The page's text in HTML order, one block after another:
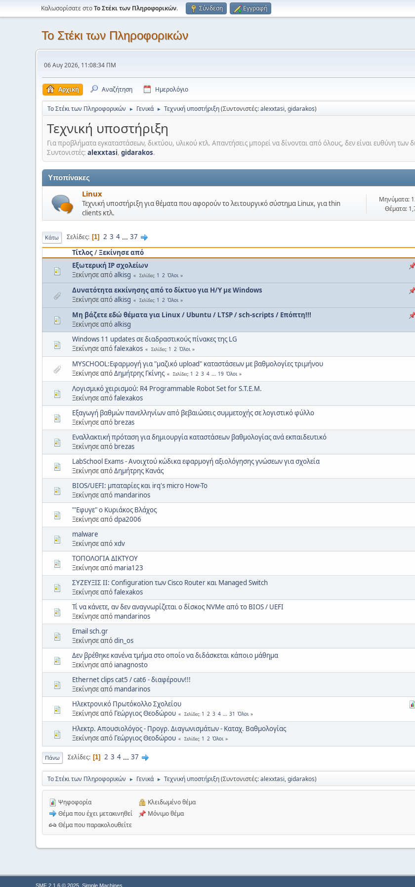
Καλωσορίσατε στοΤο Στέκι των Πληροφορικών. Σύνδεση Εγγραφή
Το Στέκι των Πληροφορικών
06 Αυγ 2026, 11:08:34 ΠΜ
Αρχική Αναζήτηση Ημερολόγιο
Το Στέκι των Πληροφορικών ► Γενικά ► Τεχνική υποστήριξη(Συντονιστές:alexxtasi,gidarakos)
Τεχνική υποστήριξη
Για προβλήματα εγκαταστάσεων, δικτύου, υλικού κτλ. Απαντήσεις μπορεί να δίνονται από όλους, δεν είναι ευθύνη των
Συντονιστές: alexxtasi, gidarakos.
Υποπίνακες
Linux
Τεχνική υποστήριξη για θέματα που αφορούν το λειτουργικό σύστημα Linux, για thin
clients κτλ.
Μηνύματα:
Θέματα:
Κάτω Σελίδες 1 2 3 4 ... 37
Τίτλος/Ξεκίνησε από
Εξωτερική IP σχολείων
Ξεκίνησε απόalkisg Σελίδες 1 2 Όλοι
Δυνατότητα εκκίνησης από το δίκτυο για Η/Υ με Windows
Ξεκίνησε απόalkisg Σελίδες 1 2 Όλοι
Μη βάζετε εδώ θέματα για Linux / Ubuntu / LTSP / sch-scripts / Επόπτη!!!
Ξεκίνησε απόalkisg
Windows 11 updates σε διαδραστικούς πίνακες της LG
Ξεκίνησε απόfalexakos Σελίδες 1 2 Όλοι
MYSCHOOL:Εφαρμογή για "μαζικό upload" καταστάσεων με βαθμολογίες τριμήνου
Ξεκίνησε απόΔημήτρης Γκίνης Σελίδες 1 2 3 4 ... 19 Όλοι
Λογισμικό χειρισμού: R4 Programmable Robot Set for S.T.E.M.
Ξεκίνησε απόfalexakos
Εξαγωγή βαθμών πανελληνίων από βεβαιώσεις συμμετοχής σε λογιστικό φύλλο
Ξεκίνησε από brezas
Εναλλακτική πρόταση για δημιουργία καταστάσεων βαθμολογίας ανά εκπαιδευτικό
Ξεκίνησε από brezas
LabSchool Exams - Ανοιχτού κώδικα εφαρμογή αξιολόγησης γνώσεων για σχολεία
Ξεκίνησε απόΔημήτρης Κανάς
BIOS/UEFI: μπαταρίες και irq's micro How-To
Ξεκίνησε από mandarinos
"'Εφυγε" ο Κυριάκος Βλάχος
Ξεκίνησε απόdpa2006
malware
Ξεκίνησε απόxdv
ΤΟΠΟΛΟΓΙΑ ΔΙΚΤΥΟΥ
Ξεκίνησε από maria123
ΣΥΖΕΥΞΙΣ ΙΙ: Configuration των Cisco Router και Managed Switch
Ξεκίνησε απόfalexakos
Τί να κάνετε, αν δεν αναγνωρίζεται ο δίσκος NVMe από το BIOS / UEFI
Ξεκίνησε από mandarinos
Email sch.gr
Ξεκίνησε απόdin_os
Δεν βρέθηκε κανένα τμήμα στο οποίο να διδάσκεται κάποιο μάθημα
Ξεκίνησε από ianagnosto
Ethernet clips cat5 / cat6 - διαφέρουν!!!
Ξεκίνησε από mandarinos
Ηλεκτρονικό Πρωτόκολλο Σχολείου
Ξεκίνησε από Γεώργιος Θεοδώρου Σελίδες 1 2 3 4 ... 31 Όλοι
Ηλεκτρ. Απουσιολόγος - Προγρ. Διαγωνισμάτων - Καταχ. Βαθμολογίας
Ξεκίνησε από Γεώργιος Θεοδώρου Σελίδες 1 2 Όλοι
Πάνω Σελίδες 1 2 3 4 ... 37
Το Στέκι των Πληροφορικών ► Γενικά ► Τεχνική υποστήριξη(Συντονιστές:alexxtasi,gidarakos)
Ψηφοφορία
Θέμα που έχει μετακινηθεί
Κλειδωμένο θέμα
Μόνιμο θέμα
Θέμα που παρακολουθείτε
SMF 2.1.6 © 2025 Simple Machines